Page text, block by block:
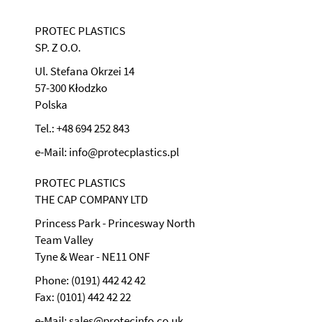
PROTEC PLASTICS
SP. Z O.O.
Ul. Stefana Okrzei 14
57-300 Kłodzko
Polska
Tel.: +48 694 252 843
e-Mail: info@protecplastics.pl
PROTEC PLASTICS
THE CAP COMPANY LTD
Princess Park - Princesway North
Team Valley
Tyne & Wear - NE11 ONF
Phone: (0191) 442 42 42
Fax: (0101) 442 42 22